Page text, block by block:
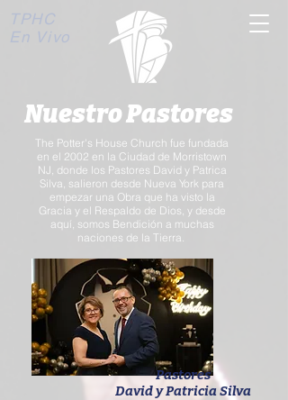
TPHC
En Vivo
Nuestro Pastores
The Potter's House Church fue fundada
en el 2002 en la Ciudad de Morristown
NJ, donde los Pastores David y Patrica
Silva, salieron desde Nueva York para
empezar una Obra que ha visto la
Gracia y el Respaldo de Dios, y desde
aquí, somos Bendición a muchas
naciones de la Tierra.
Pastores
David y Patricia Silva